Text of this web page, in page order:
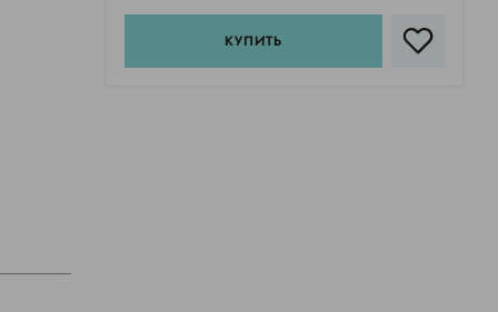
КУПИТЬ